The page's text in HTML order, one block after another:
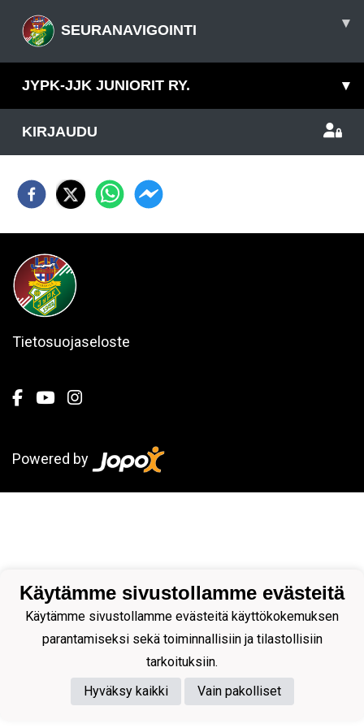
SEURANAVIGOINTI ▾
JYPK-JJK JUNIORIT RY. ▾
KIRJAUDU
Tietosuojaseloste
Powered by
Käytämme sivustollamme evästeitä
Käytämme sivustollamme evästeitä käyttökokemuksen
parantamiseksi sekä toiminnallisiin ja tilastollisiin
tarkoituksiin.
Hyväksy kaikki
Vain pakolliset